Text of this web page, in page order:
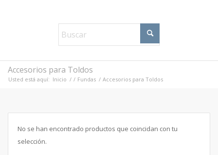
Accesorios para Toldos
Usted está aquí: Inicio / / Fundas / Accesorios para Toldos
No se han encontrado productos que coincidan con tu
selección.